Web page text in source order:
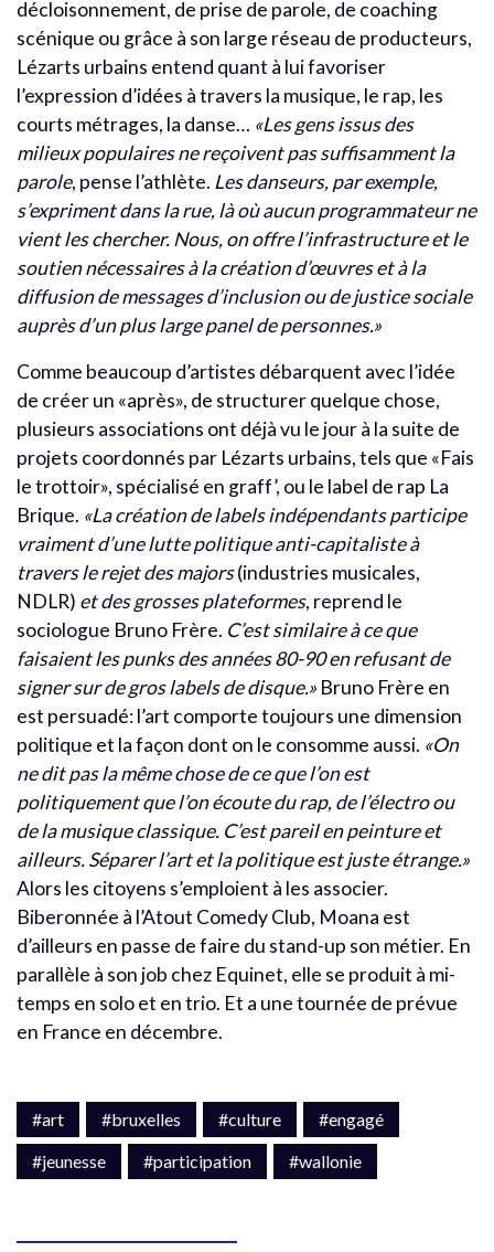
décloisonnement, de prise de parole, de coaching
scénique ou grâce à son large réseau de producteurs,
Lézarts urbains entend quant à lui favoriser
l’expression d’idées à travers la musique, le rap, les
courts métrages, la danse… «Les gens issus des
milieux populaires ne reçoivent pas suffisamment la
parole, pense l’athlète. Les danseurs, par exemple,
s’expriment dans la rue, là où aucun programmateur ne
vient les chercher. Nous, on offre l’infrastructure et le
soutien nécessaires à la création d’œuvres et à la
diffusion de messages d’inclusion ou de justice sociale
auprès d’un plus large panel de personnes.»
Comme beaucoup d’artistes débarquent avec l’idée
de créer un «après», de structurer quelque chose,
plusieurs associations ont déjà vu le jour à la suite de
projets coordonnés par Lézarts urbains, tels que «Fais
le trottoir», spécialisé en graff’, ou le label de rap La
Brique. «La création de labels indépendants participe
vraiment d’une lutte politique anti-capitaliste à
travers le rejet des majors(industries musicales,
NDLR) et des grosses plateformes, reprend le
sociologue Bruno Frère. C’est similaire à ce que
faisaient les punks des années 80-90 en refusant de
signer sur de gros labels de disque.» Bruno Frère en
est persuadé: l’art comporte toujours une dimension
politique et la façon dont on le consomme aussi. «On
ne dit pas la même chose de ce que l’on est
politiquement que l’on écoute du rap, de l’électro ou
de la musique classique. C’est pareil en peinture et
ailleurs. Séparer l’art et la politique est juste étrange.»
Alors les citoyens s’emploient à les associer.
Biberonnée à l’Atout Comedy Club, Moana est
d’ailleurs en passe de faire du stand-up son métier. En
parallèle à son job chez Equinet, elle se produit à mi-
temps en solo et en trio. Et a une tournée de prévue
en France en décembre.
#art #bruxelles #culture
#engagé
#jeunesse
#participation #wallonie